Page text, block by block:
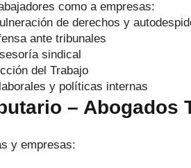
como a empresas:
de derechos y
ante tribunales
sindical
del Trabajo
y políticas internas
– Abogados
y empresas: